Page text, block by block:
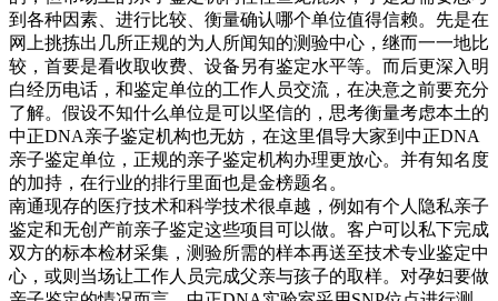
到各种因素、进行比较、衡量确认哪个单位值得信赖。先是在
网上挑拣出几所正规的为人所闻知的测验中心，继而一一地比
较，首要是看收取收费、设备另有鉴定水平等。而后更深入明
白经历电话，和鉴定单位的工作人员交流，在决意之前要充分
了解。假设不知什么单位是可以坚信的，思考衡量考虑本土的
中正DNA亲子鉴定机构也无妨，在这里倡导大家到中正DNA
亲子鉴定单位，正规的亲子鉴定机构办理更放心。并有知名度
的加持，在行业的排行里面也是金榜题名。
南通现存的医疗技术和科学技术很卓越，例如有个人隐私亲子
鉴定和无创产前亲子鉴定这些项目可以做。客户可以私下完成
双方的标本检材采集，测验所需的样本再送至技术专业鉴定中
心，或则当场让工作人员完成父亲与孩子的取样。对孕妇要做